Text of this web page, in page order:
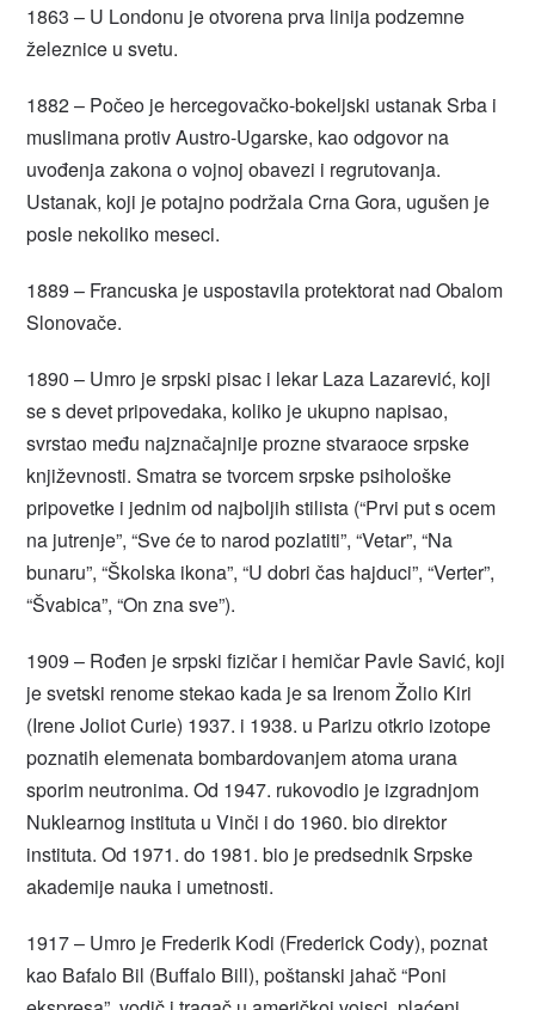
1863 – U Londonu je otvorena prva linija podzemne
železnice u svetu.
1882 – Počeo je hercegovačko-bokeljski ustanak Srba i
muslimana protiv Austro-Ugarske, kao odgovor na
uvođenja zakona o vojnoj obavezi i regrutovanja.
Ustanak, koji je potajno podržala Crna Gora, ugušen je
posle nekoliko meseci.
1889 – Francuska je uspostavila protektorat nad Obalom
Slonovače.
1890 – Umro je srpski pisac i lekar Laza Lazarević, koji
se s devet pripovedaka, koliko je ukupno napisao,
svrstao među najznačajnije prozne stvaraoce srpske
književnosti. Smatra se tvorcem srpske psihološke
pripovetke i jednim od najboljih stilista (“Prvi put s ocem
na jutrenje”, “Sve će to narod pozlatiti”, “Vetar”, “Na
bunaru”, “Školska ikona”, “U dobri čas hajduci”, “Verter”,
“Švabica”, “On zna sve”).
1909 – Rođen je srpski fizičar i hemičar Pavle Savić, koji
je svetski renome stekao kada je sa Irenom Žolio Kiri
(Irene Joliot Curie) 1937. i 1938. u Parizu otkrio izotope
poznatih elemenata bombardovanjem atoma urana
sporim neutronima. Od 1947. rukovodio je izgradnjom
Nuklearnog instituta u Vinči i do 1960. bio direktor
instituta. Od 1971. do 1981. bio je predsednik Srpske
akademije nauka i umetnosti.
1917 – Umro je Frederik Kodi (Frederick Cody), poznat
kao Bafalo Bil (Buffalo Bill), poštanski jahač “Poni